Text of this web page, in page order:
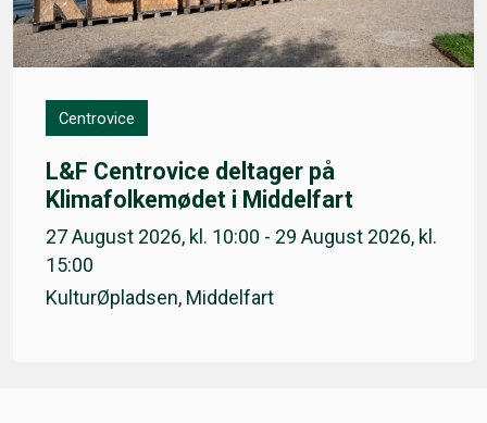
Centrovice
L&F Centrovice deltager på
Klimafolkemødet i Middelfart
27 August 2026, kl. 10:00 - 29 August 2026, kl.
15:00
KulturØpladsen, Middelfart